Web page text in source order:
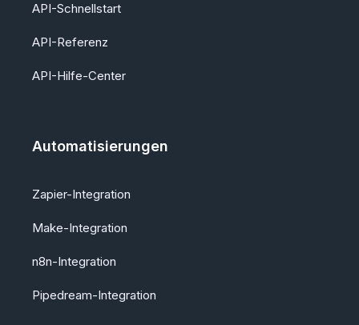
API-Schnellstart
API-Referenz
API-Hilfe-Center
Automatisierungen
Zapier-Integration
Make-Integration
n8n-Integration
Pipedream-Integration